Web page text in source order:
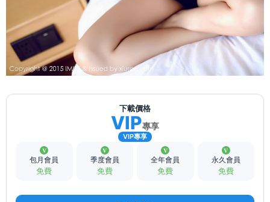
下載價格
VIP專享
VIP專享
包月會員
免費
季度會員
免費
全年會員
免費
永久會員
免費